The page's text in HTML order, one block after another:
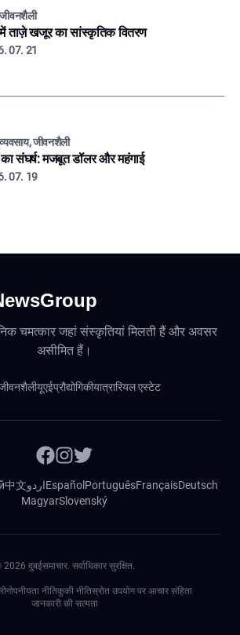
ताज़े खजूर का सांस्कृतिक वितरण
07. 21
जीवनशैली
संघर्ष: मजबूत डॉलर और महंगाई
07. 19
चमत्कार जहां संस्कृतियां मिलती हैं और अवसर
असीमित हैं।
यूएईप्रौद्योगिकीयात्रारियल एस्टेट
中文اردوEspañol PortuguêsFrançaisDeutsch
MagyarSlovenský
2026 दुबईसमाचार. सर्वाधिकार सुरक्षित.
गोपनीयता नीतिकुकी नीतिस्रोत उपयोग पर आचार संहिता
जानकारी की सत्यता